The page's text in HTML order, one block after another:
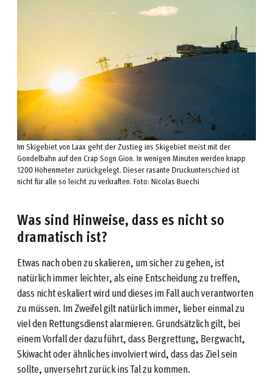
Im Skigebiet von Laax geht der Zustieg ins Skigebiet meist mit der
Gondelbahn auf den Crap Sogn Gion. In wenigen Minuten werden knapp
1200 Höhenmeter zurückgelegt. Dieser rasante Druckunterschied ist
nicht für alle so leicht zu verkraften. Foto: Nicolas Buechi
Was sind Hinweise, dass es nicht so
dramatisch ist?
Etwas nach oben zu skalieren, um sicher zu gehen, ist
natürlich immer leichter, als eine Entscheidung zu treffen,
dass nicht eskaliert wird und dieses im Fall auch verantworten
zu müssen. Im Zweifel gilt natürlich immer, lieber einmal zu
viel den Rettungsdienst alarmieren. Grundsätzlich gilt, bei
einem Vorfall der dazu führt, dass Bergrettung, Bergwacht,
Skiwacht oder ähnliches involviert wird, dass das Ziel sein
sollte, unversehrt zurück ins Tal zu kommen.